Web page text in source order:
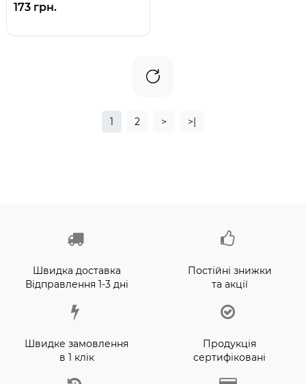
173 грн.
1 2 > >|
Швидка доставка
Відправлення 1-3 дні
Постійні знижки
та акції
Швидке замовлення
в 1 клік
Продукція
сертифіковані